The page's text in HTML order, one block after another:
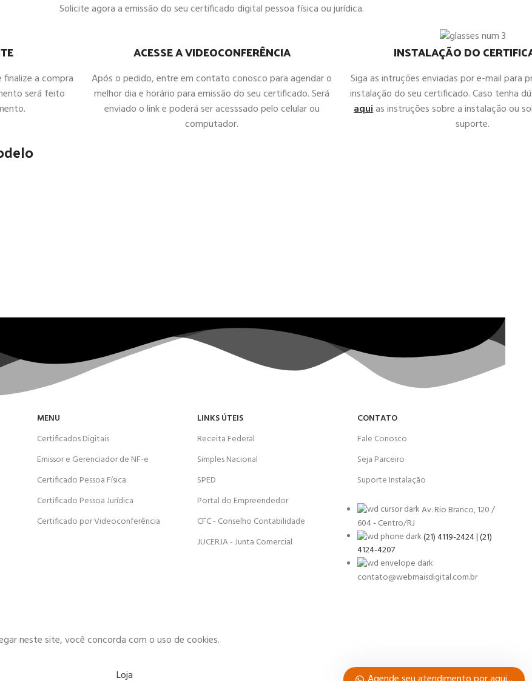
Solicite agora a emissão do seu certificado digital pessoa física ou jurídica.
a compra
será feito
ACESSE A VIDEOCONFERÊNCIA
Após o pedido, entre em contato conosco para agendar o
melhor dia e horário para emissão do seu certificado. Será
enviado o link e poderá ser acesssado pelo celular ou
computador.
INSTALAÇÃO DO
Siga as intruções enviadas por e-mail para
instalação do seu certificado. Caso tenha
aquias instruções sobre a instalação ou
suporte.
MENU
Certificados Digitais
Emissor e Gerenciador de NF-e
Certificado Pessoa Física
Certificado Pessoa Jurídica
Certificado por Videoconferência
LINKS ÚTEIS
Receita Federal
Simples Nacional
SPED
Portal do Empreendedor
CFC - Conselho Contabilidade
JUCERJA - Junta Comercial
CONTATO
Fale Conosco
Seja Parceiro
Suporte Instalação
Av. Rio Branco, 120 /
604 - Centro/RJ
(21) 4119-2424 | (21)
4124-4207
contato@webmaisdigital.com.br
neste site, você concorda com o uso de cookies.
Loja